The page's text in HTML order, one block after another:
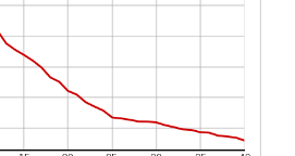
～1,340万円
万円/㎡)
ンションナビで
括査定をする